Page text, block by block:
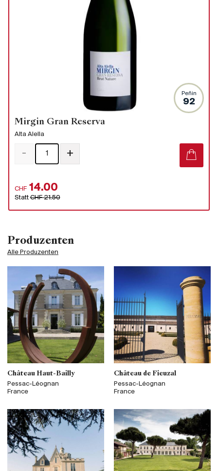
Produzenten
Alle Produzenten
Château Haut-Bailly
Pessac-Léognan
France
Château de Fieuzal
Pessac-Léognan
France
Peñin
92
Mirgin Gran Reserva
Alta Alella
CHF 14.00
StattCHF 21.50
- +